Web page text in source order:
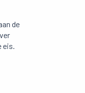
de
eis.